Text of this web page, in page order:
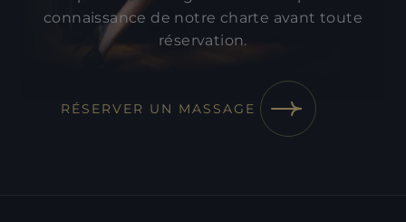
connaissance de notre charte avant toute
réservation.
RÉSERVER UN MASSAGE